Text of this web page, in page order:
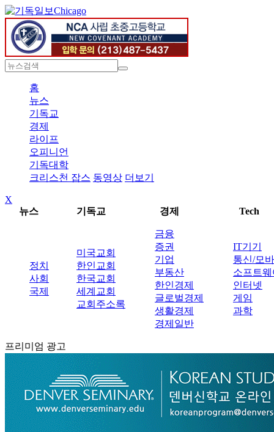
Chicago
홈
뉴스
기독교
경제
라이프
오피니언
기독대학
크리스천 잡스 동영상 더보기
X
뉴스
기독교 경제 Tech
정치
사회
국제
미국교회
한인교회
한국교회
세계교회
교회주소록
금융
증권
기업
부동산
한인경제
글로벌경제
생활경제
경제일반
IT기기
통신/모
소프트웨
인터넷
게임
과학
프리미엄 광고